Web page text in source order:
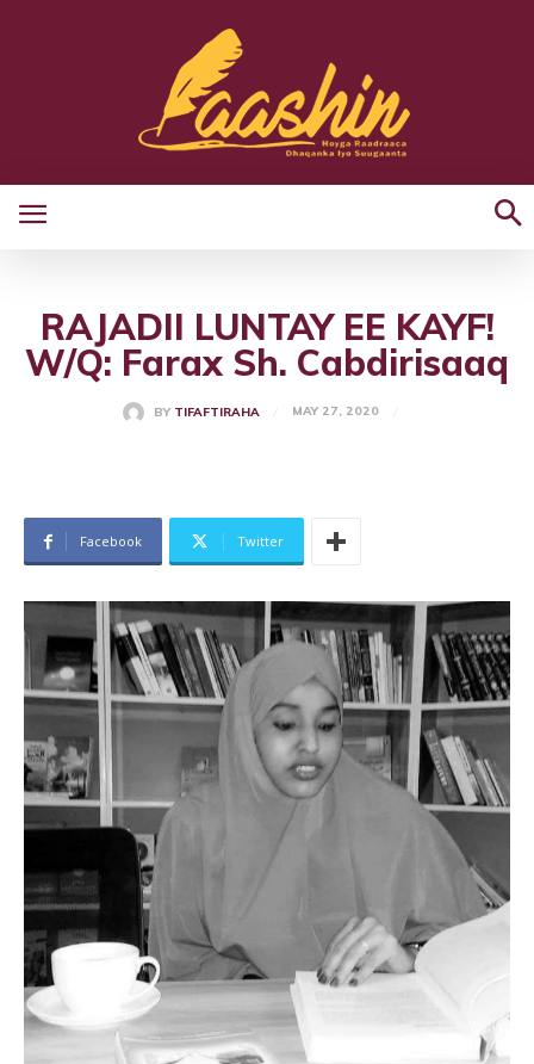
RAJADII LUNTAY EE KAYF!
W/Q: Farax Sh. Cabdirisaaq
BY TIFAFTIRAHA MAY 27, 2020
Facebook Twitter